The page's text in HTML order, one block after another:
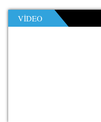
VIDEO